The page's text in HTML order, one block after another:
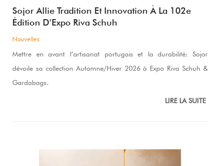
Sojor Allie Tradition Et Innovation À La 102e
Édition D’Expo Riva Schuh
Nouvelles
Mettre en avant l’artisanat portugais et la durabilité: Sojor
dévoile sa collection Automne/Hiver 2026 à Expo Riva Schuh &
Gardabags.
LIRE LA SUITE